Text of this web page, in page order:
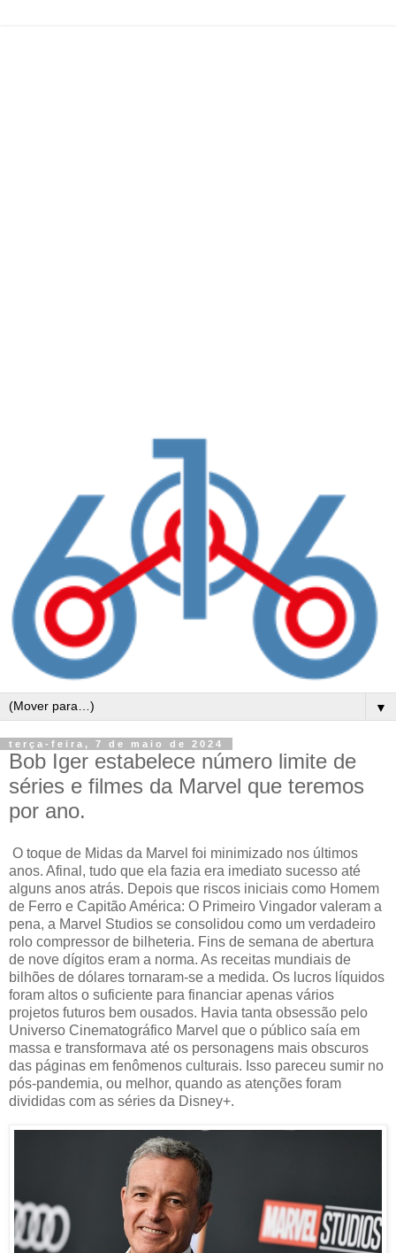
▼
terça-feira, 7 de maio de 2024
Bob Iger estabelece número limite de
séries e filmes da Marvel que teremos
por ano.
O toque de Midas da Marvel foi minimizado nos últimos
anos. Afinal, tudo que ela fazia era imediato sucesso até
alguns anos atrás. Depois que riscos iniciais como Homem
de Ferro e Capitão América: O Primeiro Vingador valeram a
pena, a Marvel Studios se consolidou como um verdadeiro
rolo compressor de bilheteria. Fins de semana de abertura
de nove dígitos eram a norma. As receitas mundiais de
bilhões de dólares tornaram-se a medida. Os lucros líquidos
foram altos o suficiente para financiar apenas vários
projetos futuros bem ousados. Havia tanta obsessão pelo
Universo Cinematográfico Marvel que o público saía em
massa e transformava até os personagens mais obscuros
das páginas em fenômenos culturais. Isso pareceu sumir no
pós-pandemia, ou melhor, quando as atenções foram
divididas com as séries da Disney+.